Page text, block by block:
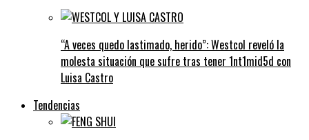
“A veces quedo lastimado, herido”: Westcol reveló la
molesta situación que sufre tras tener 1nt1mid5d con
Luisa Castro
Tendencias